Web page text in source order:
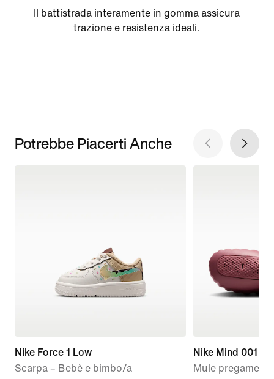
Il battistrada interamente in gomma assicura
trazione e resistenza ideali.
Potrebbe Piacerti Anche
Nike Force 1 Low
Scarpa – Bebè e bimbo/a
Nike Mind 001
Mule pregame –